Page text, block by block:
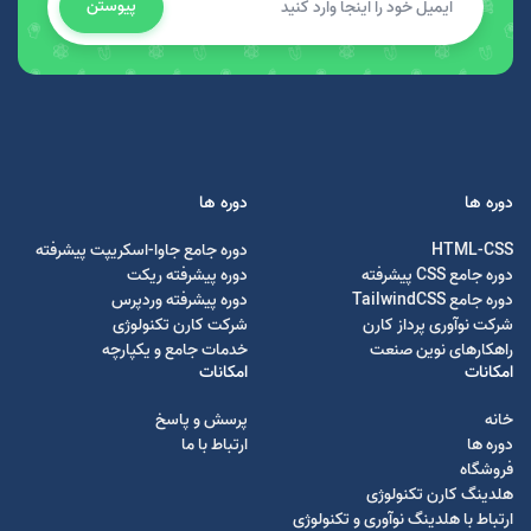
پیوستن
دوره ها
HTML-CSS
دوره جامع CSS پیشرفته
دوره جامع TailwindCSS
شرکت نوآوری پرداز کارن
راهکارهای نوین صنعت
دوره ها
دوره جامع جاوا-اسکریپت پیشرفته
دوره پیشرفته ریکت
دوره پیشرفته وردپرس
شرکت کارن تکنولوژی
خدمات جامع و یکپارچه
امکانات
خانه
دوره ها
فروشگاه
هلدینگ کارن تکنولوژی
ارتباط با هلدینگ نوآوری و تکنولوژی
امکانات
پرسش و پاسخ
ارتباط با ما